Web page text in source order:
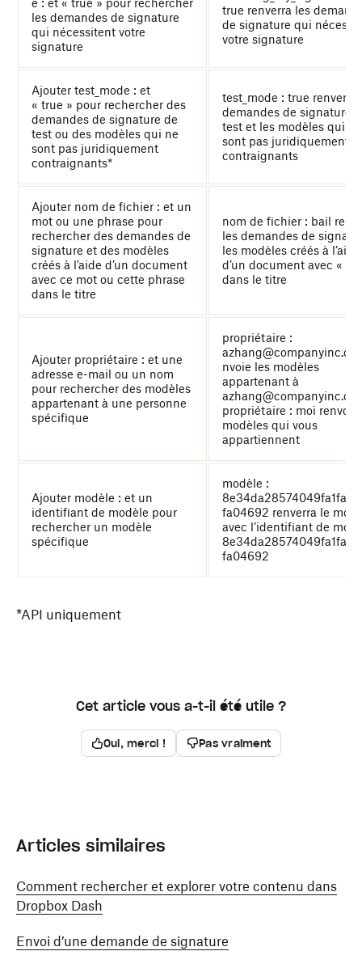
e : et « true » pour rechercher
les demandes de signature
qui nécessitent votre
signature
true renverra les
de signature qui
votre signature
Ajouter test_mode : et
« true » pour rechercher des
demandes de signature de
test ou des modèles qui ne
sont pas juridiquement
contraignants*
test_mode : true renverra
demandes de signature
test et les modèles qui ne
sont pas juridiquement
contraignants
Ajouter nom de fichier : et un
mot ou une phrase pour
rechercher des demandes de
signature et des modèles
créés à l’aide d’un document
avec ce mot ou cette phrase
dans le titre
nom de fichier : bail
les demandes de
les modèles créés à l’aide
d’un document avec «
dans le titre
Ajouter propriétaire : et une
adresse e-mail ou un nom
pour rechercher des modèles
appartenant à une personne
spécifique
propriétaire :
nvoie les modèles
appartenant à
propriétaire : moi renvoie
modèles qui vous
appartiennent
Ajouter modèle : et un
identifiant de modèle pour
rechercher un modèle
spécifique
modèle :
fa04692 renverra le
avec l’identifiant de
fa04692
*API uniquement
Cet article vous a-t-il été utile ?
Oui, merci ! Pas vraiment
Articles similaires
Comment rechercher et explorer votre contenu dans
Dropbox Dash
Envoi d’une demande de signature